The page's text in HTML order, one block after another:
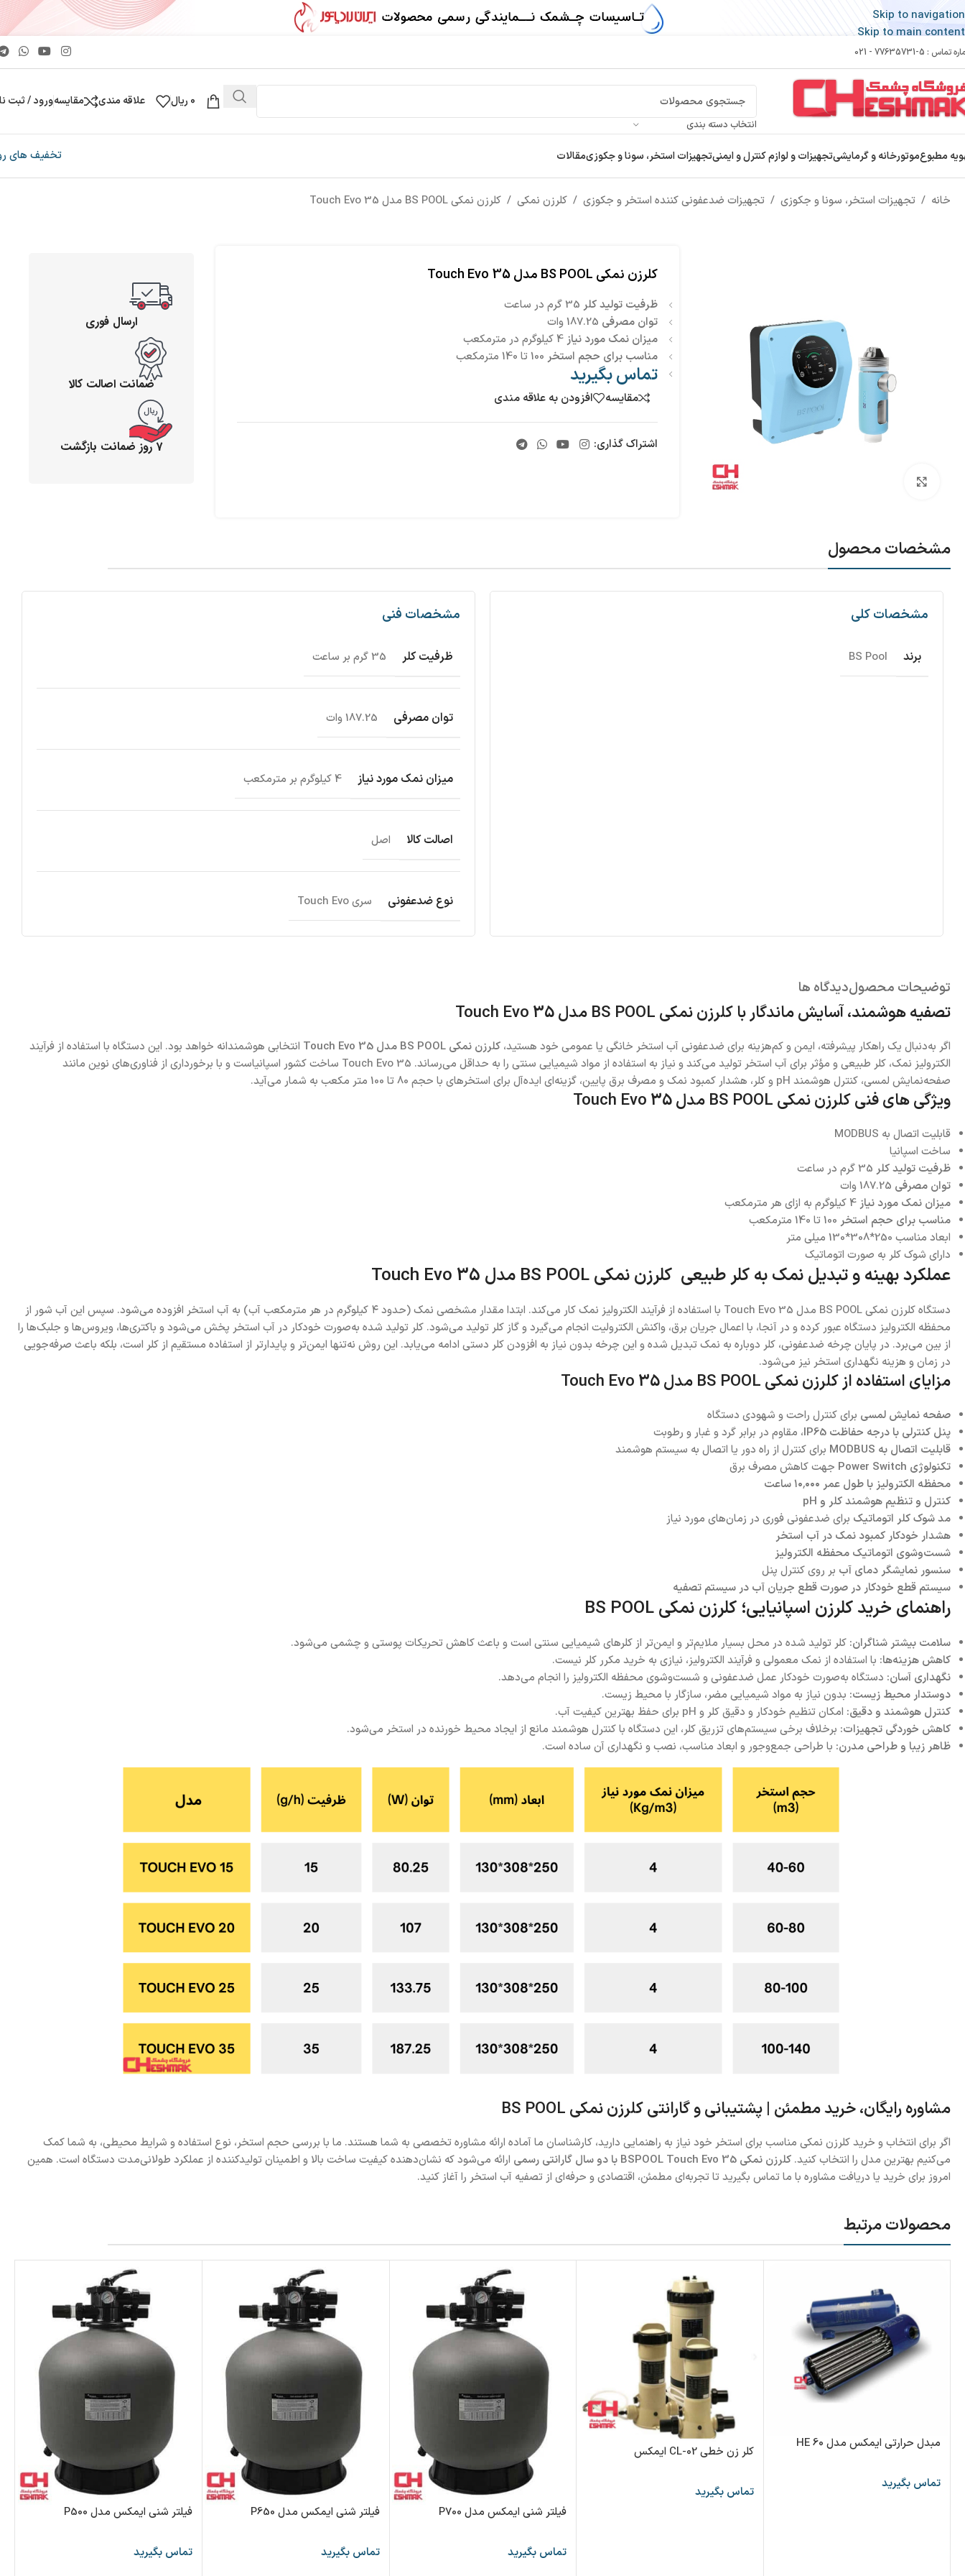
Skip to navigation
Skip to main content
تماس : 5-77635731 - 021
انتخاب دسته بندی
0 ریال علاقه مندی مقایسهورود / ثبت
مطبوعموتورخانه و گرمایشیتجهیزات و لوازم کنترل و ایمنیتجهیزات استخر، سونا و جکوزیمقالات تخفیف های
خانه / تجهیزات استخر، سونا و جکوزی / تجهیزات ضدعفونی کننده استخر و جکوزی / کلرزن نمکی / کلرزن نمکی BS POOL مدل Touch Evo 35
کلرزن نمکی BS POOL مدل Touch Evo 35
ظرفیت تولید کلر35 گرم در ساعت
توان مصرفی
میزان نمک مورد نیاز4 کیلوگرم در مترمکعب
مناسب برای حجم استخر100 تا 140 مترمکعب
تماس بگیرید
مقایسه افزودن به علاقه مندی
اشتراک گذاری:
ارسال فوری
ضمانت اصالت کالا
7 روز ضمانت بازگشت
مشخصات محصول
مشخصات کلی
برند BS Pool
مشخصات فنی
ظرفیت کلر 35 گرم بر ساعت
توان مصرفی 187.25 وات
میزان نمک مورد نیاز 4 کیلوگرم بر مترمکعب
اصالت کالا اصل
نوع ضدعفونی سری Touch Evo
توضیحات محصولدیدگاه ها
تصفیه هوشمند، آسایش ماندگار با کلرزن نمکی BS POOL مدل Touch Evo 35
اگر به‌دنبال یک راهکار پیشرفته، ایمن و کم‌هزینه برای ضدعفونی آب استخر خانگی یا عمومی خود هستید، کلرزن نمکی BS POOL مدل Touch Evo 35
انتخابی هوشمندانه خواهد بود. این دستگاه با استفاده از فرآیند
الکترولیز نمک، کلر طبیعی و مؤثر برای آب استخر تولید می‌کند و نیاز به استفاده از مواد شیمیایی سنتی را به حداقل می‌رساند. Touch Evo 35 ساخت کشور اسپانیاست و با برخورداری از فناوری‌های نوین مانند
صفحه‌نمایش لمسی، کنترل هوشمند pH و کلر، هشدار کمبود نمک و مصرف برق پایین، گزینه‌ای ایده‌آل برای استخرهای با حجم 80 تا 100 متر مکعب به شمار می‌آید.
ویژگی های فنی کلرزن نمکی BS POOL مدل Touch Evo 35
قابلیت اتصال به MODBUS
ساخت اسپانیا
ظرفیت تولید کلر
توان مصرفی
میزان نمک مورد نیاز
مناسب برای حجم استخر
ابعاد مناسب 250*308*130 میلی متر
دارای شوک کلر به صورت اتوماتیک
عملکرد بهینه و تبدیل نمک به کلر طبیعی کلرزن نمکی BS POOL مدل Touch Evo 35
دستگاه کلرزن نمکی BS POOL مدل Touch Evo 35 با استفاده از فرآیند الکترولیز نمک کار می‌کند. ابتدا مقدار مشخصی نمک (حدود ۴ کیلوگرم در هر مترمکعب آب) به آب استخر افزوده می‌شود. سپس این آب شور از
محفظه الکترولیز دستگاه عبور کرده و در آنجا، با اعمال جریان برق، واکنش الکترولیت انجام می‌گیرد و گاز کلر تولید می‌شود. کلر تولید شده به‌صورت خودکار در آب استخر پخش می‌شود و باکتری‌ها، ویروس‌ها و جلبک‌ها را
از بین می‌برد. در پایان چرخه ضدعفونی، کلر دوباره به نمک تبدیل شده و این چرخه بدون نیاز به افزودن کلر دستی ادامه می‌یابد. این روش نه‌تنها ایمن‌تر و پایدارتر از استفاده مستقیم از کلر است، بلکه باعث صرفه‌جویی
در زمان و هزینه نگهداری استخر نیز می‌شود.
مزایای استفاده از کلرزن نمکی BS POOL مدل Touch Evo 35
صفحه نمایش لمسی برای کنترل راحت و شهودی دستگاه
پنل کنترلی با درجه حفاظت IP65
، مقاوم در برابر گرد و غبار و رطوبت
قابلیت اتصال به MODBUS
برای کنترل از راه دور یا اتصال به سیستم هوشمند
تکنولوژی Power Switch
جهت کاهش مصرف برق
محفظه الکترولیز با طول عمر ۱۰٬۰۰۰ ساعت
کنترل و تنظیم هوشمند کلر و pH
مد شوک کلر اتوماتیک برای ضدعفونی فوری در زمان‌های مورد نیاز
هشدار خودکار کمبود نمک در آب استخر
شست‌وشوی اتوماتیک محفظه الکترولیز
سنسور نمایشگر دمای آب بر روی کنترل پنل
سیستم قطع خودکار در صورت قطع جریان آب در سیستم تصفیه
راهنمای خرید کلرزن اسپانیایی؛ کلرزن نمکی BS POOL
سلامت بیشتر شناگران: کلر تولید شده در محل بسیار ملایم‌تر و ایمن‌تر از کلرهای شیمیایی سنتی است و باعث کاهش تحریکات پوستی و چشمی می‌شود.
کاهش هزینه‌ها: با استفاده از نمک معمولی و فرآیند الکترولیز، نیازی به خرید مکرر کلر نیست.
نگهداری آسان: دستگاه به‌صورت خودکار عمل ضدعفونی و شست‌وشوی محفظه الکترولیز را انجام می‌دهد.
دوستدار محیط زیست: بدون نیاز به مواد شیمیایی مضر، سازگار با محیط زیست.
کنترل هوشمند و دقیق: امکان تنظیم خودکار و دقیق کلر و pH برای حفظ بهترین کیفیت آب.
کاهش خوردگی تجهیزات: برخلاف برخی سیستم‌های تزریق کلر، این دستگاه با کنترل هوشمند مانع از ایجاد محیط خورنده در استخر می‌شود.
ظاهر زیبا و طراحی مدرن: با طراحی جمع‌وجور و ابعاد مناسب، نصب و نگهداری آن ساده است.
مشاوره رایگان، خرید مطمئن | پشتیبانی و گارانتی کلرزن نمکی BS POOL
اگر برای انتخاب و خرید کلرزن نمکی مناسب برای استخر خود نیاز به راهنمایی دارید، کارشناسان ما آماده ارائه مشاوره تخصصی به شما هستند. ما با بررسی حجم استخر، نوع استفاده و شرایط محیطی، به شما کمک
می‌کنیم بهترین مدل را انتخاب کنید. کلرزن نمکی BSPOOL Touch Evo 35 با دو سال گارانتی رسمی
ارائه می‌شود که نشان‌دهنده کیفیت ساخت بالا و اطمینان تولیدکننده از عملکرد طولانی‌مدت دستگاه است. همین
امروز برای خرید یا دریافت مشاوره با ما تماس بگیرید تا تجربه‌ای مطمئن، اقتصادی و حرفه‌ای از تصفیه آب استخر را آغاز کنید.
محصولات مرتبط
مبدل حرارتی ایمکس مدل HE 60
تماس بگیرید
کلر زن خطی CL-02 ایمکس
تماس بگیرید
فیلتر شنی ایمکس مدل P700
تماس بگیرید
فیلتر شنی ایمکس مدل P650
تماس بگیرید
فیلتر شنی ایمکس مدل P500
تماس بگیرید